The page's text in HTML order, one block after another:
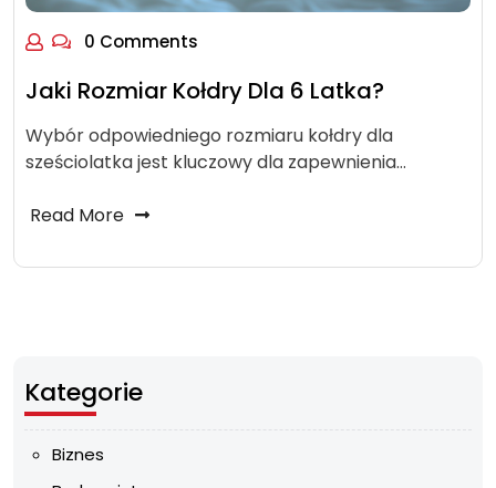
0 Comments
Jaki Rozmiar Kołdry Dla 6 Latka?
Wybór odpowiedniego rozmiaru kołdry dla
sześciolatka jest kluczowy dla zapewnienia…
Read More
Kategorie
Biznes